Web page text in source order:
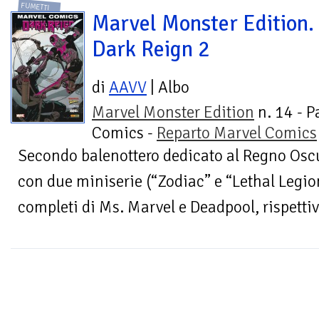
FUMETTI
Marvel Monster Edition.
Dark Reign 2
di AAVV | Albo
Marvel Monster Edition n. 14 -
Comics - Reparto Marvel Comics
Secondo balenottero dedicato al Regno
con due miniserie (“Zodiac” e “Lethal
completi di Ms. Marvel e Deadpool,